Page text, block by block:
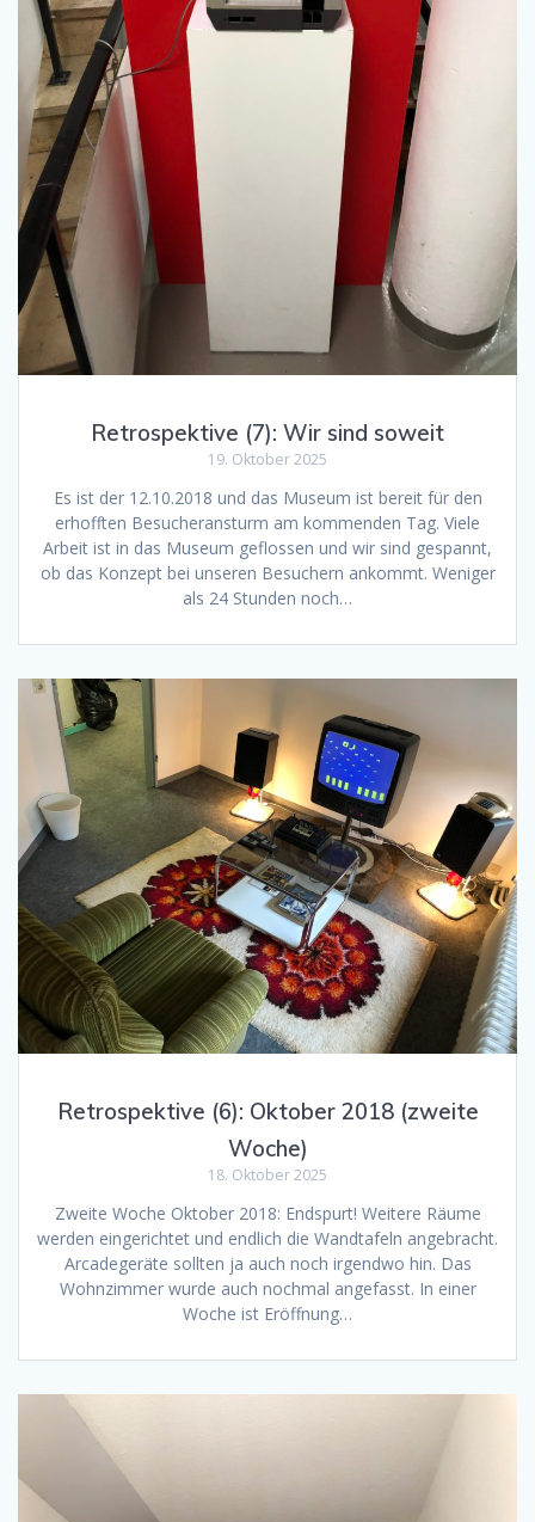
Retrospektive (7): Wir sind soweit
19. Oktober 2025
Es ist der 12.10.2018 und das Museum ist bereit für den
erhofften Besucheransturm am kommenden Tag. Viele
Arbeit ist in das Museum geflossen und wir sind gespannt,
ob das Konzept bei unseren Besuchern ankommt. Weniger
als 24 Stunden noch…
Retrospektive (6): Oktober 2018 (zweite
Woche)
18. Oktober 2025
Zweite Woche Oktober 2018: Endspurt! Weitere Räume
werden eingerichtet und endlich die Wandtafeln angebracht.
Arcadegeräte sollten ja auch noch irgendwo hin. Das
Wohnzimmer wurde auch nochmal angefasst. In einer
Woche ist Eröffnung…